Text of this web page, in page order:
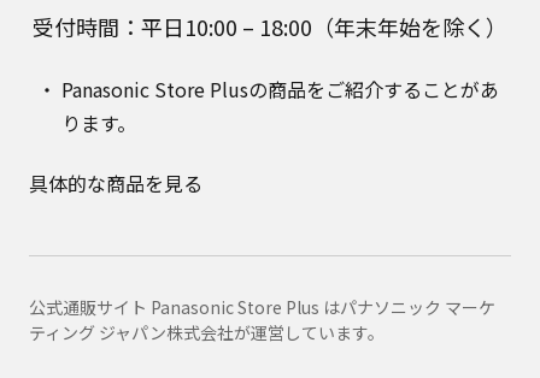
受付時間：平日10:00 – 18:00（年末年始を除く）
Panasonic Store Plusの商品をご紹介することがあ
ります。
具体的な商品を見る
公式通販サイト Panasonic Store Plus はパナソニック マーケ
ティング ジャパン株式会社が運営しています。